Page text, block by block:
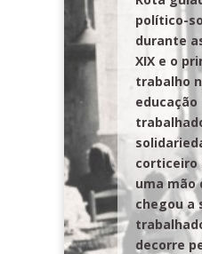
político-
durante
XIX e o
trabalho
corticeiro
uma mão
chegou a
decorre